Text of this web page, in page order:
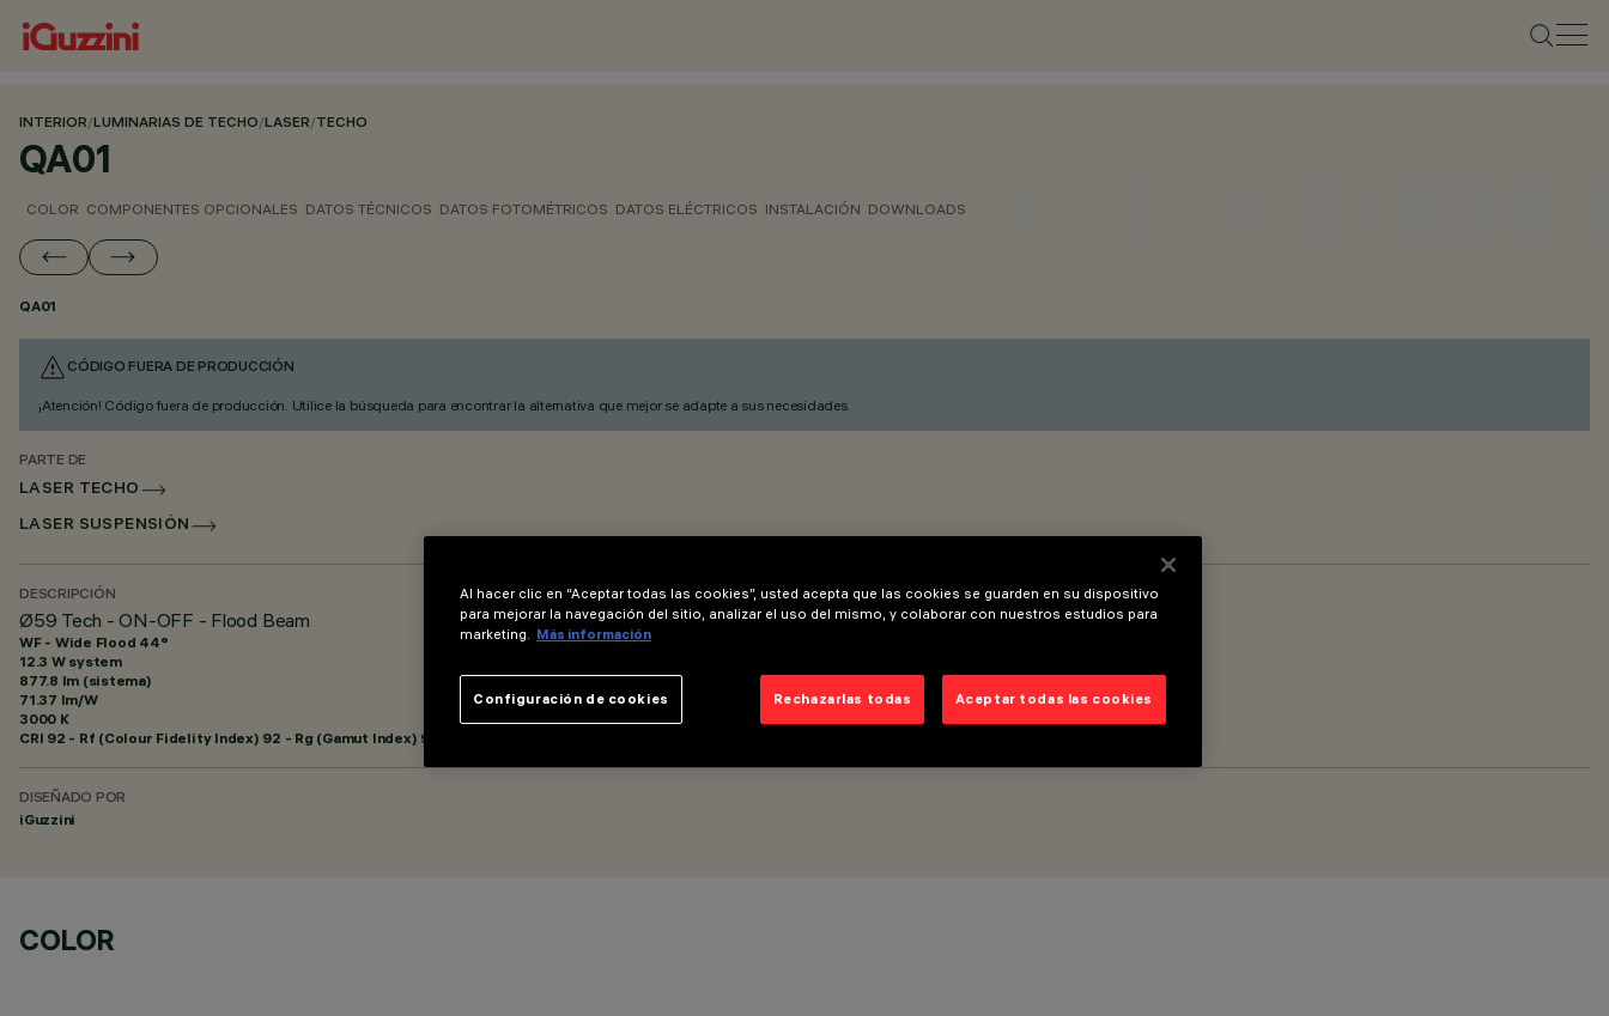
INTERIOR/LUMINARIAS DE TECHO/LASER/TECHO
QA01
COLOR COMPONENTES OPCIONALES DATOS TÉCNICOS DATOS FOTOMÉTRICOS DATOS ELÉCTRICOS INSTALACIÓN DOWNLOADS
QA01
CÓDIGO FUERA DE PRODUCCIÓN
¡Atención! Código fuera de producción. Utilice la búsqueda para encontrar la alternativa que mejor se adapte a sus necesidades.
PARTE DE
LASER TECHO
LASER SUSPENSIÓN
DESCRIPCIÓN
Ø59 Tech - ON-OFF - Flood Beam
WF - Wide Flood 44°
12.3 W system
877.8 lm (sistema)
71.37 lm/W
3000 K
CRI 92 - Rf (Colour Fidelity Index) 92 - Rg (Gamut Index) 99
DISEÑADO POR
iGuzzini
COLOR
Al hacer clic en “Aceptar todas las cookies”, usted acepta que las cookies se guarden en su dispositivo
para mejorar la navegación del sitio, analizar el uso del mismo, y colaborar con nuestros estudios para
marketing. Más información
Rechazarlas todas Aceptar todas las cookies
Configuración de cookies